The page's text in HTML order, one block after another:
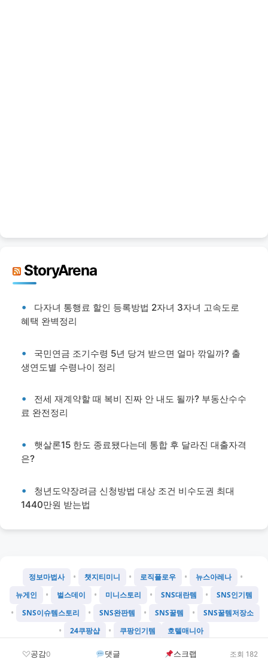
StoryArena
다자녀 통행료 할인 등록방법 2자녀 3자녀 고속도로
혜택 완벽정리
국민연금 조기수령 5년 당겨 받으면 얼마 깎일까? 출
생연도별 수령나이 정리
전세 재계약할 때 복비 진짜 안 내도 될까? 부동산수수
료 완전정리
햇살론15 한도 종료됐다는데 통합 후 달라진 대출자격
은?
청년도약장려금 신청방법 대상 조건 비수도권 최대
1440만원 받는법
공감0 댓글 스크랩 조회 182
정보마법사 • 챗지티미니 • 로직플로우 • 뉴스아레나 •
뉴게인 • 벌스데이 • 미니스토리 • SNS대란템 • SNS인기템
• SNS이슈템스토리 • SNS완판템 • SNS꿀템 • SNS꿀템저장소
• 24쿠팡샵 • 쿠팡인기템 호텔매니아
©2026 Chatgtmini 프로젝트